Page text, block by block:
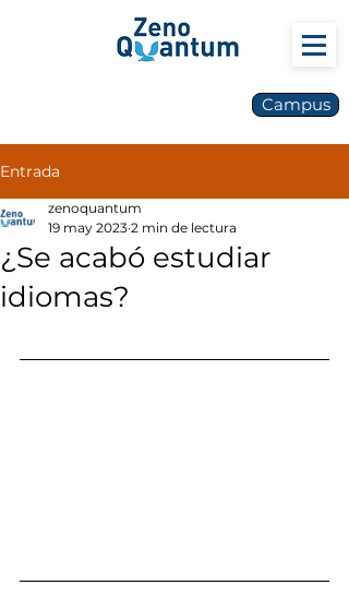
Campus
Entrada
¿Se acabó estudiar
idiomas?
zenoquantum
19 may 2023 2 min de lectura